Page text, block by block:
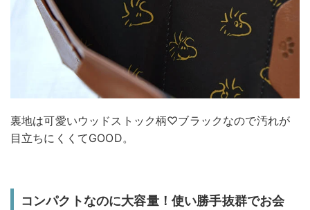
裏地は可愛いウッドストック柄♡ブラックなので汚れが
目立ちにくくてGOOD。
コンパクトなのに大容量！使い勝手抜群でお会